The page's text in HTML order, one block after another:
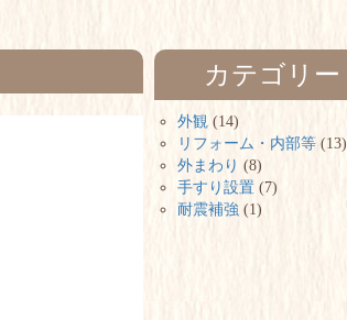
カテゴリー
外観 (14)
リフォーム・内部等(13)
外まわり (8)
手すり設置(7)
耐震補強 (1)